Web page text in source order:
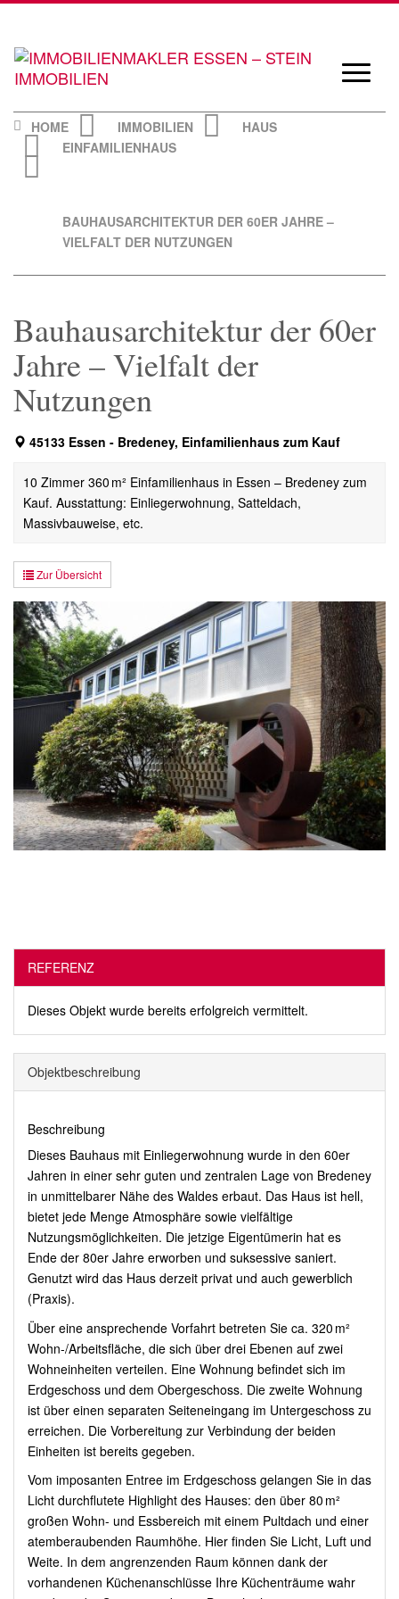
content
öffnen/
HOME
IMMOBILIEN
HAUS
EINFAMILIENHAUS
BAUHAUSARCHITEKTUR DER 60ER JAHRE –
VIELFALT DER NUTZUNGEN
Bauhausarchitektur der 60er
Jahre – Vielfalt der
Nutzungen
45133 Essen - Bredeney, Einfamilienhaus zum Kauf
10 Zimmer 360 m² Einfamilienhaus in Essen – Bredeney zum
Kauf. Ausstattung: Einliegerwohnung, Satteldach,
Massivbauweise, etc.
Zur Übersicht
REFERENZ
Dieses Objekt wurde bereits erfolgreich vermittelt.
Objekt­beschreibung
Beschreibung
Dieses Bauhaus mit Einliegerwohnung wurde in den 60er
Jahren in einer sehr guten und zentralen Lage von Bredeney
in unmittelbarer Nähe des Waldes erbaut. Das Haus ist hell,
bietet jede Menge Atmosphäre sowie vielfältige
Nutzungsmöglichkeiten. Die jetzige Eigentümerin hat es
Ende der 80er Jahre erworben und suksessive saniert.
Genutzt wird das Haus derzeit privat und auch gewerblich
(Praxis).
Über eine ansprechende Vorfahrt betreten Sie ca. 320 m²
Wohn-/Arbeitsfläche, die sich über drei Ebenen auf zwei
Wohneinheiten verteilen. Eine Wohnung befindet sich im
Erdgeschoss und dem Obergeschoss. Die zweite Wohnung
ist über einen separaten Seiteneingang im Untergeschoss zu
erreichen. Die Vorbereitung zur Verbindung der beiden
Einheiten ist bereits gegeben.
Vom imposanten Entree im Erdgeschoss gelangen Sie in das
Licht durchflutete Highlight des Hauses: den über 80 m²
großen Wohn- und Essbereich mit einem Pultdach und einer
atemberaubenden Raumhöhe. Hier finden Sie Licht, Luft und
Weite. In dem angrenzenden Raum können dank der
vorhandenen Küchenanschlüsse Ihre Küchenträume wahr